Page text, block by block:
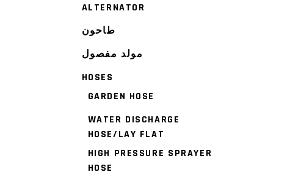
ALTERNATOR
طاحون
مولد مفصول
HOSES
GARDEN HOSE
WATER DISCHARGE
HOSE/LAY FLAT
HIGH PRESSURE SPRAYER
HOSE